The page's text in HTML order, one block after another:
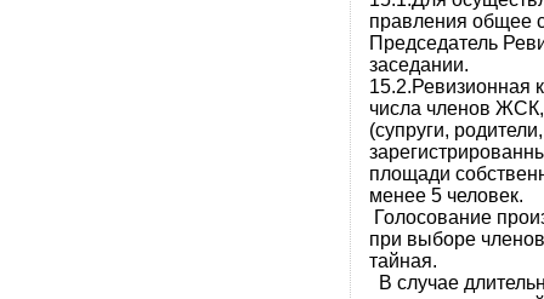
правления общее
Председатель
заседании.
15.2.Ревизионная
числа членов
(супруги,
площади
менее 5 человек.
Голосование
при выборе
В случае